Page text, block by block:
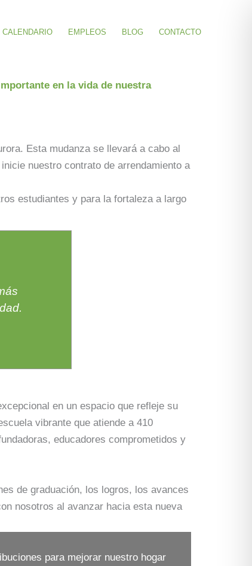
CALENDARIO EMPLEOS BLOG CONTACTO
en la vida de nuestra
Esta mudanza se llevará a cabo al
nuestro contrato de arrendamiento a
estudiantes y para la fortaleza a largo
en un espacio que refleje su
vibrante que atiende a 410
educadores comprometidos y
de graduación, los logros, los avances
nosotros al avanzar hacia esta nueva
para mejorar nuestro hogar